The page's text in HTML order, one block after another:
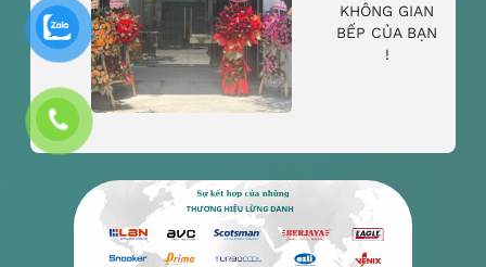
KHÔNG GIAN
BẾP CỦA BẠN
!